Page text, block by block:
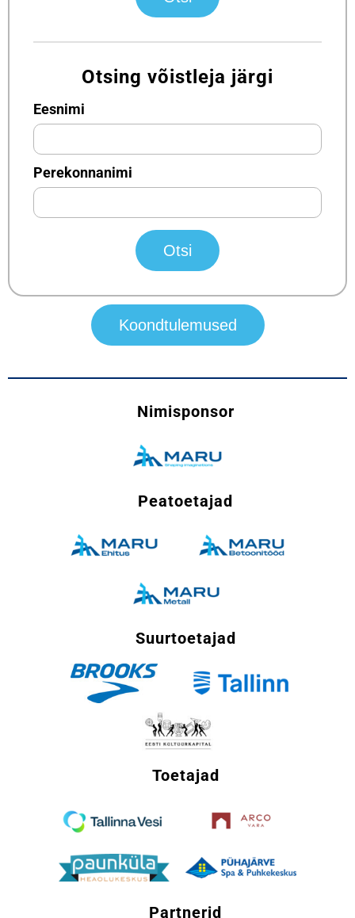
Otsing võistleja järgi
Eesnimi
Perekonnanimi
Nimisponsor
Peatoetajad
Suurtoetajad
Toetajad
Partnerid